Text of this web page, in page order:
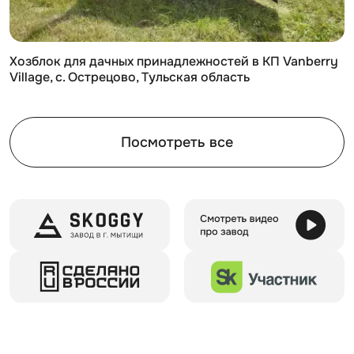
Выгодно продайте контейнер, если он больше не
нужен. Однако вы всегда сможете найти ему
применение, ведь это такая удобная и
многофункциональная вещь!
Использование контейнера возможно абсолютно
везде. Устанавливайте хозблок:
на производственном объекте
вещи:
Хозблок для дачных принадлежностей в КП Vanberry
Village, с. Острецово, Тульская область
Посмотреть все